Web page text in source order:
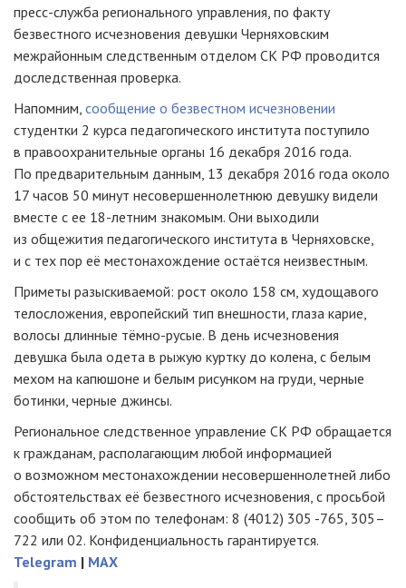
пресс-служба регионального управления, по факту
безвестного исчезновения девушки Черняховским
межрайонным следственным отделом СК РФ проводится
доследственная проверка.
Напомним, сообщение о безвестном исчезновении
студентки 2 курса педагогического института поступило
в правоохранительные органы 16 декабря 2016 года.
По предварительным данным, 13 декабря 2016 года около
17 часов 50 минут несовершеннолетнюю девушку видели
вместе с ее 18-летним знакомым. Они выходили
из общежития педагогического института в Черняховске,
и с тех пор её местонахождение остаётся неизвестным.
Приметы разыскиваемой: рост около 158 см, худощавого
телосложения, европейский тип внешности, глаза карие,
волосы длинные тёмно-русые. В день исчезновения
девушка была одета в рыжую куртку до колена, с белым
мехом на капюшоне и белым рисунком на груди, черные
ботинки, черные джинсы.
Региональное следственное управление СК РФ обращается
к гражданам, располагающим любой информацией
о возможном местонахождении несовершеннолетней либо
обстоятельствах её безвестного исчезновения, с просьбой
сообщить об этом по телефонам: 8 (4012) 305 -765, 305–
722 или 02. Конфиденциальность гарантируется.
Telegram | MAX